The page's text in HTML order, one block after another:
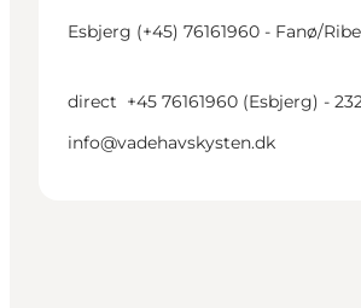
Esbjerg (+45) 76161960 - Fanø/
direct +45 76161960 (Esbjerg) -
info@vadehavskysten.dk